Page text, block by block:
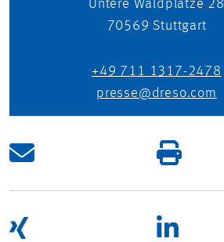
Untere Waldplätze 28
70569 Stuttgart
+49 711 1317-2478
presse@dreso.com